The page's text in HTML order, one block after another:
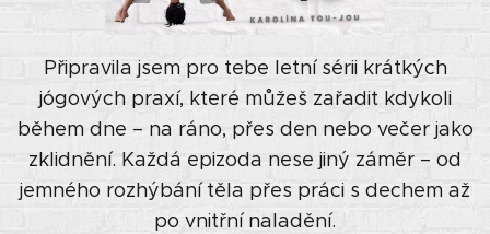
Připravila jsem pro tebe letní sérii krátkých
jógových praxí, které můžeš zařadit kdykoli
během dne – na ráno, přes den nebo večer jako
zklidnění. Každá epizoda nese jiný záměr – od
jemného rozhýbání těla přes práci s dechem až
po vnitřní naladění.